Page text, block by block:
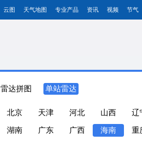
云图 天气地图 专业产品 资讯 视频 节气
雷达拼图 单站雷达
北京 天津 河北 山西 辽
湖南 广东 广西 海南 重